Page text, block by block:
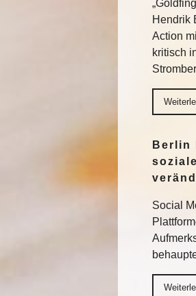
Hendrik
Action
kritisch
Berlin
Social